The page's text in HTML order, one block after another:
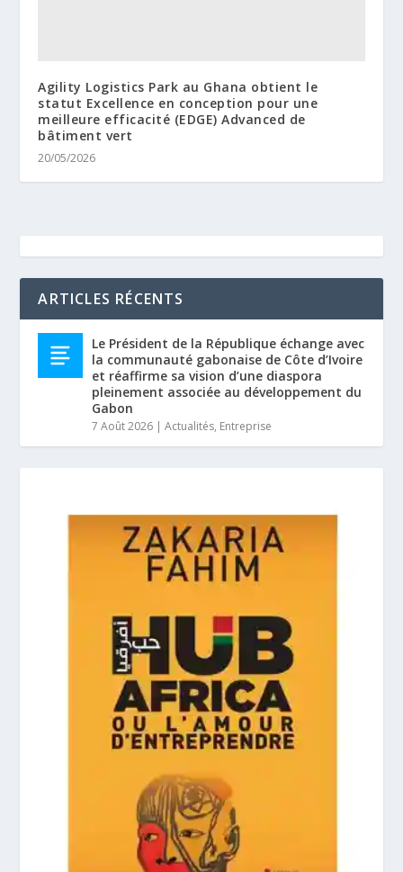
Agility Logistics Park au Ghana obtient le
statut Excellence en conception pour une
meilleure efficacité (EDGE) Advanced de
bâtiment vert
20/05/2026
ARTICLES RÉCENTS
Le Président de la République échange avec
la communauté gabonaise de Côte d’Ivoire
et réaffirme sa vision d’une diaspora
pleinement associée au développement du
Gabon
7 Août 2026 |Actualités, Entreprise